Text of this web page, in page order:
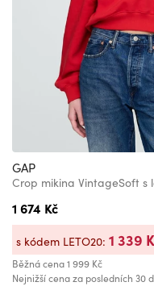
GAP
Crop mikina VintageSoft s
1 674 Kč
Běžná cena1 999 Kč
Nejnižší cena za posledních 30
s kódem LETO20: 1 339